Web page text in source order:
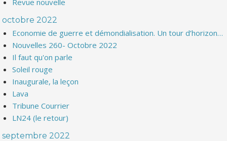
Revue nouvelle
octobre 2022
Economie de guerre et démondialisation. Un tour d’horizon…
Nouvelles 260- Octobre 2022
Il faut qu'on parle
Soleil rouge
Inaugurale, la leçon
Lava
Tribune Courrier
LN24 (le retour)
septembre 2022